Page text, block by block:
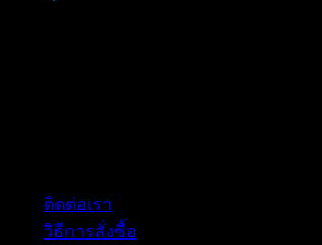
ติดต่อเรา
วิธีการสั่งซื้อ